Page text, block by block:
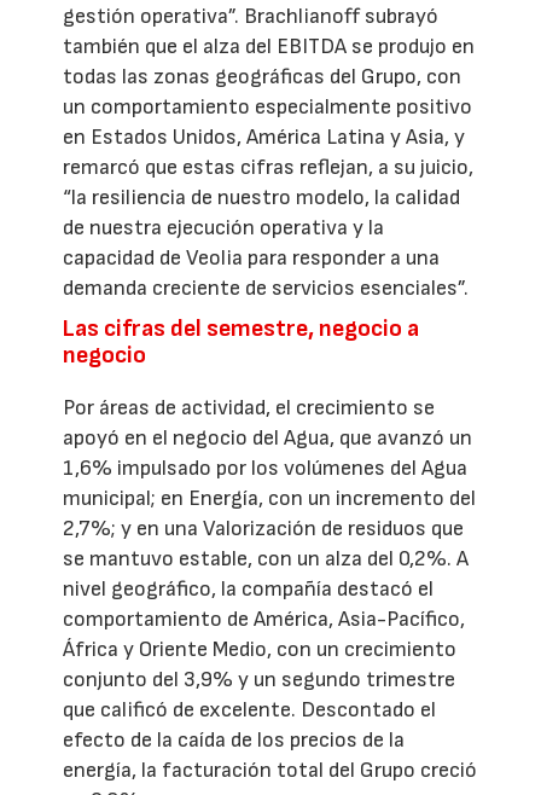
gestión operativa”. Brachlianoff subrayó
también que el alza del EBITDA se produjo en
todas las zonas geográficas del Grupo, con
un comportamiento especialmente positivo
en Estados Unidos, América Latina y Asia, y
remarcó que estas cifras reflejan, a su juicio,
“la resiliencia de nuestro modelo, la calidad
de nuestra ejecución operativa y la
capacidad de Veolia para responder a una
demanda creciente de servicios esenciales”.
Las cifras del semestre, negocio a
negocio
Por áreas de actividad, el crecimiento se
apoyó en el negocio del Agua, que avanzó un
1,6% impulsado por los volúmenes del Agua
municipal; en Energía, con un incremento del
2,7%; y en una Valorización de residuos que
se mantuvo estable, con un alza del 0,2%. A
nivel geográfico, la compañía destacó el
comportamiento de América, Asia-Pacífico,
África y Oriente Medio, con un crecimiento
conjunto del 3,9% y un segundo trimestre
que calificó de excelente. Descontado el
efecto de la caída de los precios de la
energía, la facturación total del Grupo creció